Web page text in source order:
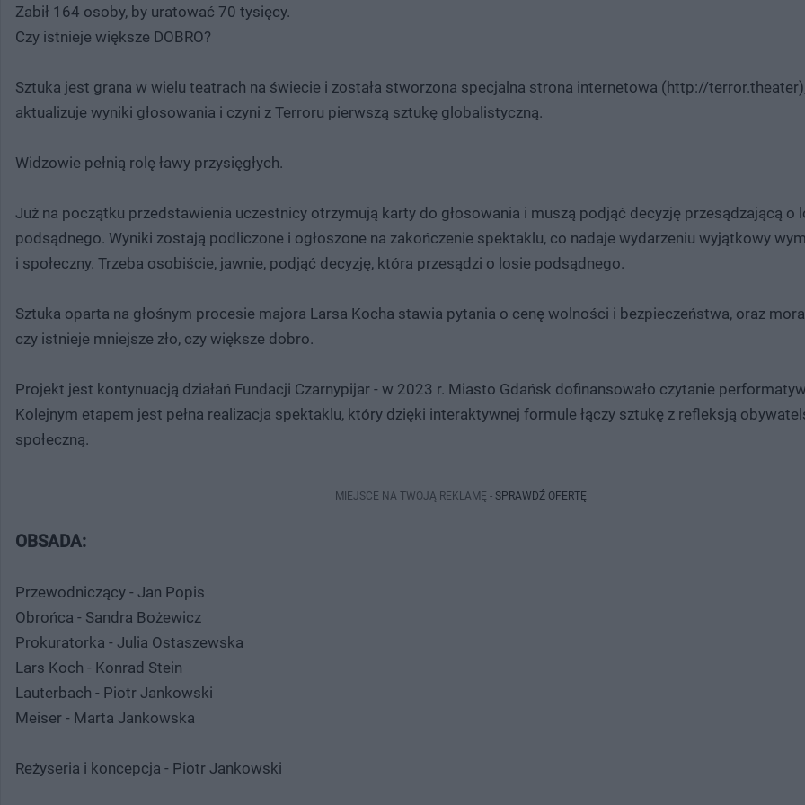
Zabił 164 osoby, by uratować 70 tysięcy.
Czy istnieje większe DOBRO?
Sztuka jest grana w wielu teatrach na świecie i została stworzona specjalna strona internetowa (http://
aktualizuje wyniki głosowania i czyni z Terroru pierwszą sztukę globalistyczną.
Widzowie pełnią rolę ławy przysięgłych.
Już na początku przedstawienia uczestnicy otrzymują karty do głosowania i muszą podjąć decyzję przesądzającą o
podsądnego. Wyniki zostają podliczone i ogłoszone na zakończenie spektaklu, co nadaje wydarzeniu wyjątkowy
i społeczny. Trzeba osobiście, jawnie, podjąć decyzję, która przesądzi o losie podsądnego.
Sztuka oparta na głośnym procesie majora Larsa Kocha stawia pytania o cenę wolności i bezpieczeństwa, oraz
czy istnieje mniejsze zło, czy większe dobro.
Projekt jest kontynuacją działań Fundacji Czarnypijar - w 2023 r. Miasto Gdańsk dofinansowało czytanie
Kolejnym etapem jest pełna realizacja spektaklu, który dzięki interaktywnej formule łączy sztukę z refleksją
społeczną.
MIEJSCE NA TWOJĄ REKLAMĘ - SPRAWDŹ OFERTĘ
OBSADA:
Przewodniczący - Jan Popis
Obrońca - Sandra Bożewicz
Prokuratorka - Julia Ostaszewska
Lars Koch - Konrad Stein
Lauterbach - Piotr Jankowski
Meiser - Marta Jankowska
Reżyseria i koncepcja - Piotr Jankowski